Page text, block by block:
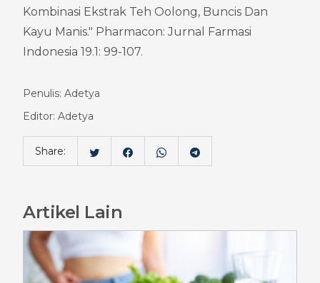
Kombinasi Ekstrak Teh Oolong, Buncis Dan
Kayu Manis." Pharmacon: Jurnal Farmasi
Indonesia 19.1: 99-107.
Penulis: Adetya
Editor: Adetya
Share:
Artikel Lain